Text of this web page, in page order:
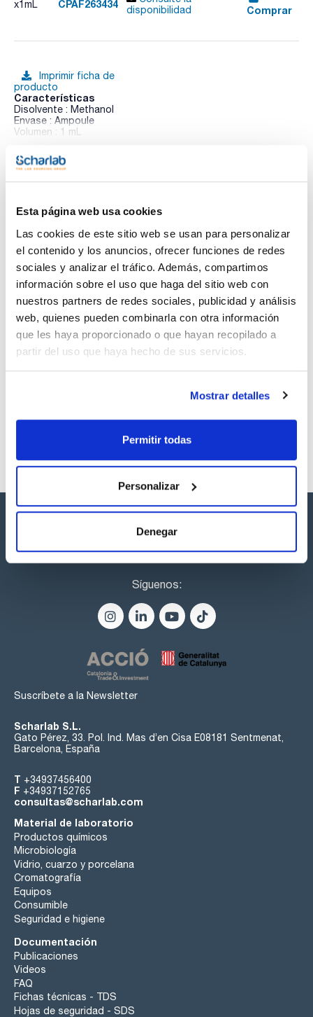
Esta página web usa cookies
Las cookies de este sitio web se usan para personalizar
el contenido y los anuncios, ofrecer funciones de redes
sociales y analizar el tráfico. Además, compartimos
información sobre el uso que haga del sitio web con
nuestros partners de redes sociales, publicidad y análisis
web, quienes pueden combinarla con otra información
que les haya proporcionado o que hayan recopilado a
partir del uso que haya hecho de sus servicios.
Mostrar detalles
Permitir todas
Personalizar
Denegar
x1mL CPAF263434
disponibilidad
Comprar
Imprimir ficha de
producto
Características
Disolvente : Methanol
Envase : Ampoule
Volumen : 1 mL
Diuron 100ug/ml [330-54-1]
Irgarol 1051 100ug/ml [28159-98-0]
Atrazine 100ug/ml [1912-24-9]
Documentación técnica
TDS / Ficha técnica
Regístrate para
descargas
COA
Regístrate para
descargas
SDS/ Hoja de seguridad
Regístrate para
descargas
Síguenos:
Suscríbete a la Newsletter
Scharlab S.L.
Gato Pérez, 33. Pol. Ind. Mas d’en Cisa E08181 Sentmenat,
Barcelona, España
T +34937456400
F +34937152765
consultas@scharlab.com
Material de laboratorio
Productos químicos
Microbiología
Vidrio, cuarzo y porcelana
Cromatografía
Equipos
Consumible
Seguridad e higiene
Documentación
Publicaciones
Videos
FAQ
Fichas técnicas - TDS
Hojas de seguridad - SDS